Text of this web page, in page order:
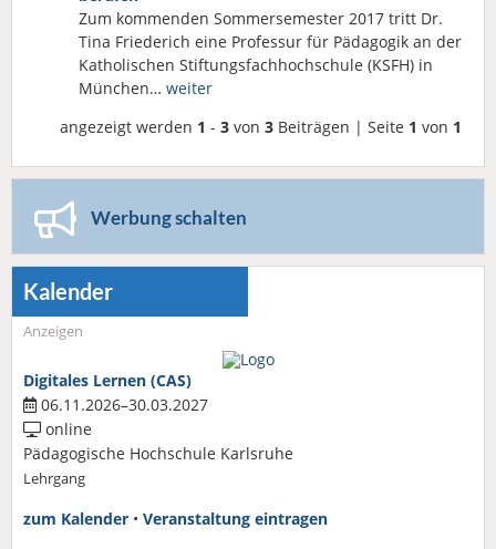
Zum kommenden Sommersemester 2017 tritt Dr.
Tina Friederich eine Professur für Pädagogik an der
Katholischen Stiftungsfachhochschule (KSFH) in
München… weiter
angezeigt werden 1 - 3 von 3 Beiträgen | Seite 1 von 1
Werbung schalten
Kalender
Anzeigen
Digitales Lernen (CAS)
06.11.2026–30.03.2027
online
Pädagogische Hochschule Karlsruhe
Lehrgang
zum Kalender • Veranstaltung eintragen